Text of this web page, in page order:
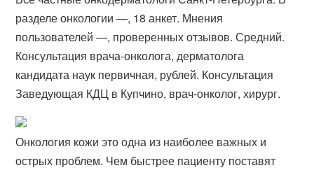
разделе онкологии —, 18 анкет. Мнения
пользователей —, проверенных отзывов. Средний.
Консультация врача-онколога, дерматолога
кандидата наук первичная, рублей. Консультация
Заведующая КДЦ в Купчино, врач-онколог, хирург.
Онкология кожи это одна из наиболее важных и
острых проблем. Чем быстрее пациенту поставят